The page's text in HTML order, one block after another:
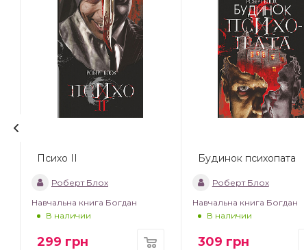
Психо ІІ
Роберт Блох
Навчальна книга Богдан
В наличии
299 грн
Будинок психопата
Роберт Блох
Навчальна книга Богдан
В наличии
309 грн